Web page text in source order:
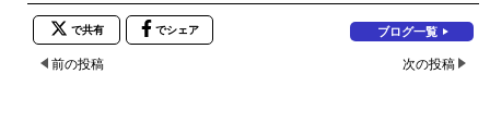
で共有 でシェア ブログ一覧
前の投稿 次の投稿